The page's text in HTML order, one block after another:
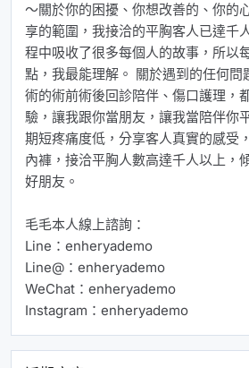
～關於你的困擾、你想改善的、你的
享的範圍，我接洽的平胸客人已達千
程中吸收了很多每個人的故事，所以
點，我最能理解。 關於遇到的任何問
術的術前術後回診陪伴、傷口護理，
驗，讓我跟你當朋友，讓我當陪伴你
期短疼痛度低，分享客人真實的感受
內褲，接洽平胸人數高達千人以上，
好朋友。
毛毛本人線上諮詢：
Line：enheryademo
Line@：enheryademo
WeChat：enheryademo
Instagram：enheryademo